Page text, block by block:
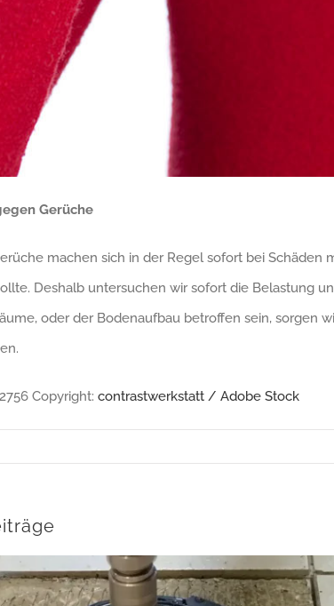
Gerüche
machen sich in der Regel sofort bei Schäden
Deshalb untersuchen wir sofort die Belastung
oder der Bodenaufbau betroffen sein, sorgen
Copyright: contrastwerkstatt / Adobe Stock